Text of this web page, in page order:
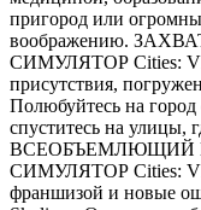
пригород или
воображению.
СИМУЛЯТОР Cities:
присутствия,
Полюбуйтесь на
спуститесь на улицы,
ВСЕОБЪЕМЛЮЩИЙ
СИМУЛЯТОР Cities:
франшизой и новые